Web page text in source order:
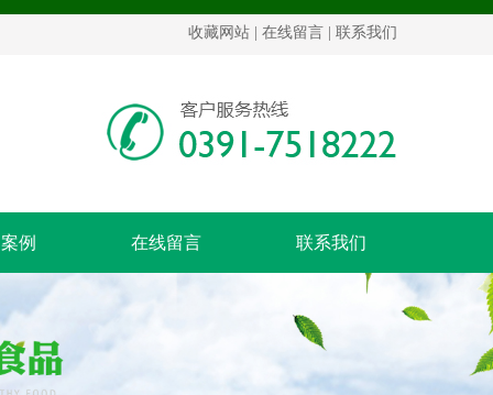
收藏网站 在线留言 联系我们
例 在线留言 联系我们